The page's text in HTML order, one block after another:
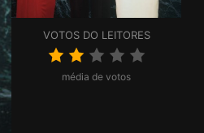
VOTOS DO LEITORES
média de votos